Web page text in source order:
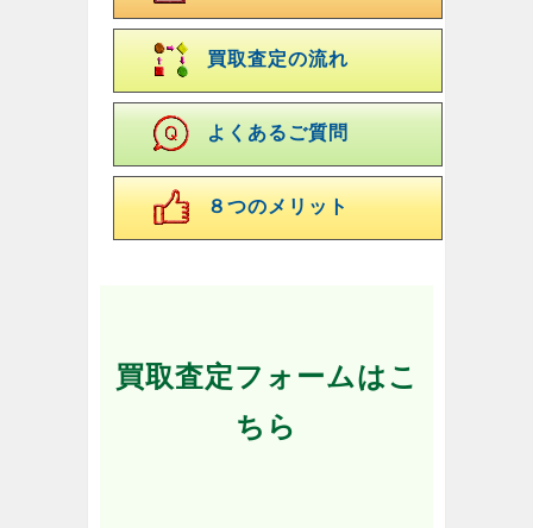
買取査定の流れ
よくあるご質問
８つのメリット
買取査定フォームはこ
ちら